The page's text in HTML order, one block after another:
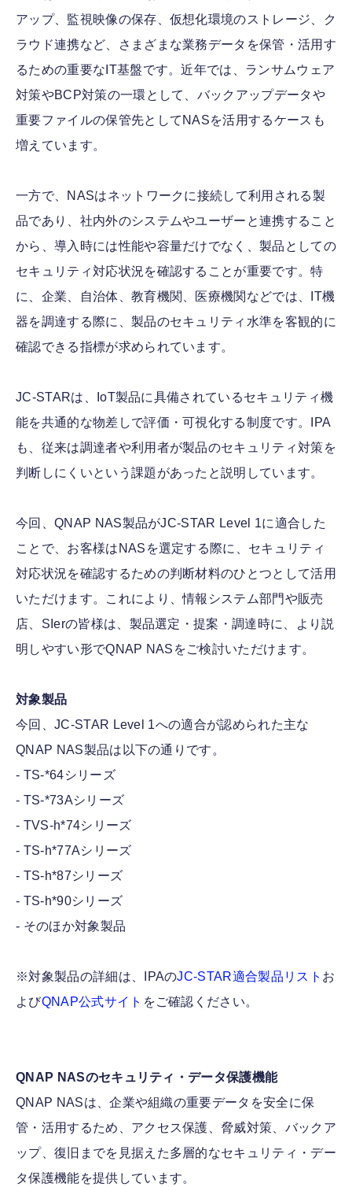
アップ、監視映像の保存、仮想化環境のストレージ、ク
ラウド連携など、さまざまな業務データを保管・活用す
るための重要なIT基盤です。近年では、ランサムウェア
対策やBCP対策の一環として、バックアップデータや
重要ファイルの保管先としてNASを活用するケースも
増えています。
一方で、NASはネットワークに接続して利用される製
品であり、社内外のシステムやユーザーと連携すること
から、導入時には性能や容量だけでなく、製品としての
セキュリティ対応状況を確認することが重要です。特
に、企業、自治体、教育機関、医療機関などでは、IT機
器を調達する際に、製品のセキュリティ水準を客観的に
確認できる指標が求められています。
JC-STARは、IoT製品に具備されているセキュリティ機
能を共通的な物差しで評価・可視化する制度です。IPA
も、従来は調達者や利用者が製品のセキュリティ対策を
判断しにくいという課題があったと説明しています。
今回、QNAP NAS製品がJC-STAR Level 1に適合した
ことで、お客様はNASを選定する際に、セキュリティ
対応状況を確認するための判断材料のひとつとして活用
いただけます。これにより、情報システム部門や販売
店、SIerの皆様は、製品選定・提案・調達時に、より説
明しやすい形でQNAP NASをご検討いただけます。
対象製品
今回、JC-STAR Level 1への適合が認められた主な
QNAP NAS製品は以下の通りです。
- TS-*64シリーズ
- TS-*73Aシリーズ
- TVS-h*74シリーズ
- TS-h*77Aシリーズ
- TS-h*87シリーズ
- TS-h*90シリーズ
- そのほか対象製品
※対象製品の詳細は、IPAのJC-STAR適合製品リスト お
よびQNAP公式サイト をご確認ください。
QNAP NASのセキュリティ・データ保護機能
QNAP NASは、企業や組織の重要データを安全に保
管・活用するため、アクセス保護、脅威対策、バックア
ップ、復旧までを見据えた多層的なセキュリティ・デー
タ保護機能を提供しています。